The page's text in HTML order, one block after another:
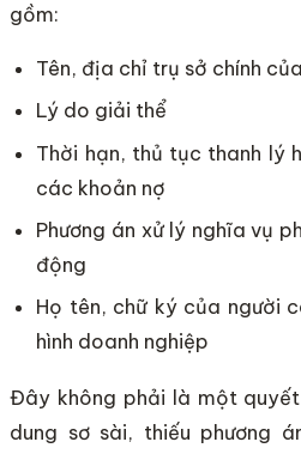
gồm:
Tên, địa chỉ trụ sở chính
Lý do giải thể
Thời hạn, thủ tục thanh lý
các khoản nợ
Phương án xử lý nghĩa vụ
động
Họ tên, chữ ký của người
hình doanh nghiệp
Đây không phải là một quyết
dung sơ sài, thiếu phương